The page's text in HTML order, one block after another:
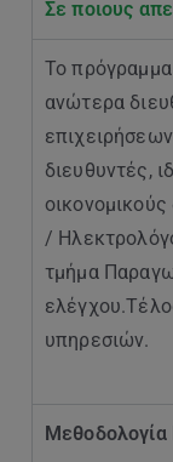
Σε ποιους
Το
ανώτερα
διευθυντές,
/
τμήμα
υπηρεσιών.
Μεθοδολογία